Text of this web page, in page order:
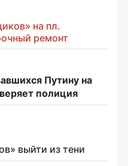
на пл.
ремонт
Путину на
полиция
выйти из тени